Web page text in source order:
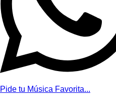
Pide tu Música Favorita...